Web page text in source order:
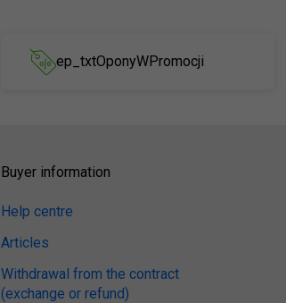
ep_txtOponyWPromocji
Buyer information
Help centre
Articles
Withdrawal from the contract
(exchange or refund)